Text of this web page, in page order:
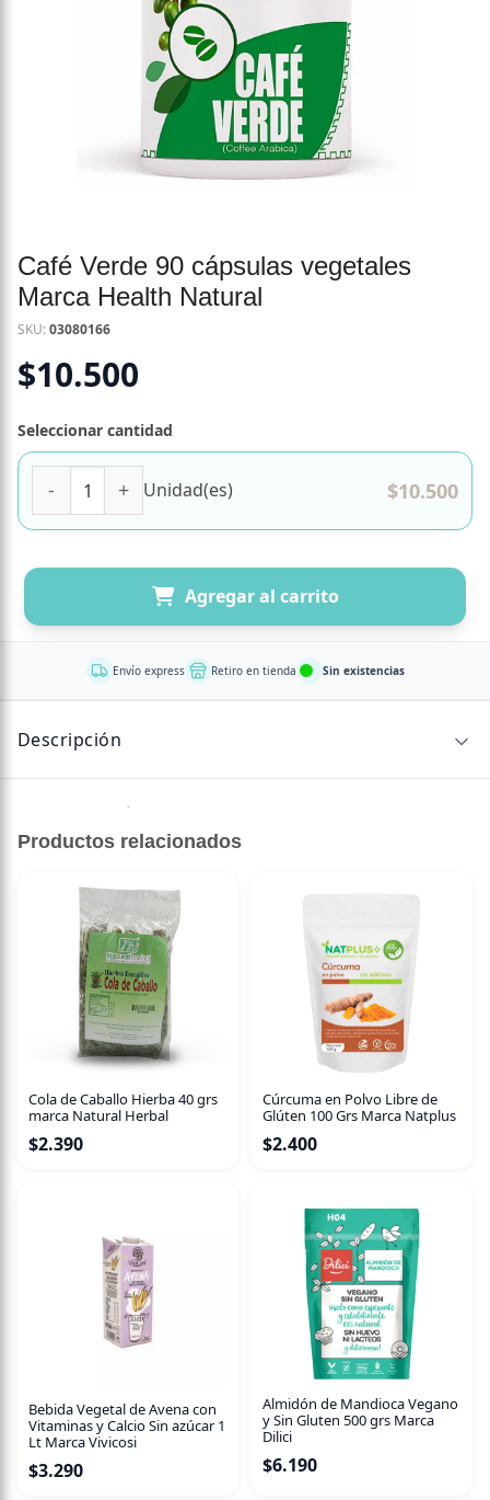
Café Verde 90 cápsulas vegetales
Marca Health Natural
SKU:03080166
$10.500
Seleccionar cantidad
Unidad(es) $10.500
Agregar al carrito
Envío express Retiro en tienda Sin existencias
Descripción
Sin descripción disponible.
Productos relacionados
Cola de Caballo Hierba 40 grs
marca Natural Herbal
$2.390
Cúrcuma en Polvo Libre de
Glúten 100 Grs Marca Natplus
$2.400
Bebida Vegetal de Avena con
Vitaminas y Calcio Sin azúcar 1
Lt Marca Vivicosi
$3.290
Almidón de Mandioca Vegano
y Sin Gluten 500 grs Marca
Dilici
$6.190